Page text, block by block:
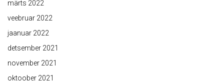
märts 2022
veebruar 2022
jaanuar 2022
detsember 2021
november 2021
oktoober 2021